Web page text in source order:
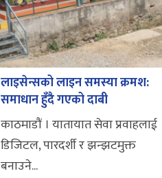
लाइसेन्सको लाइन समस्या क्रमश:
समाधान हुँदै गएको दाबी
काठमाडौं । यातायात सेवा प्रवाहलाई
डिजिटल, पारदर्शी र झन्झटमुक्त
बनाउने...